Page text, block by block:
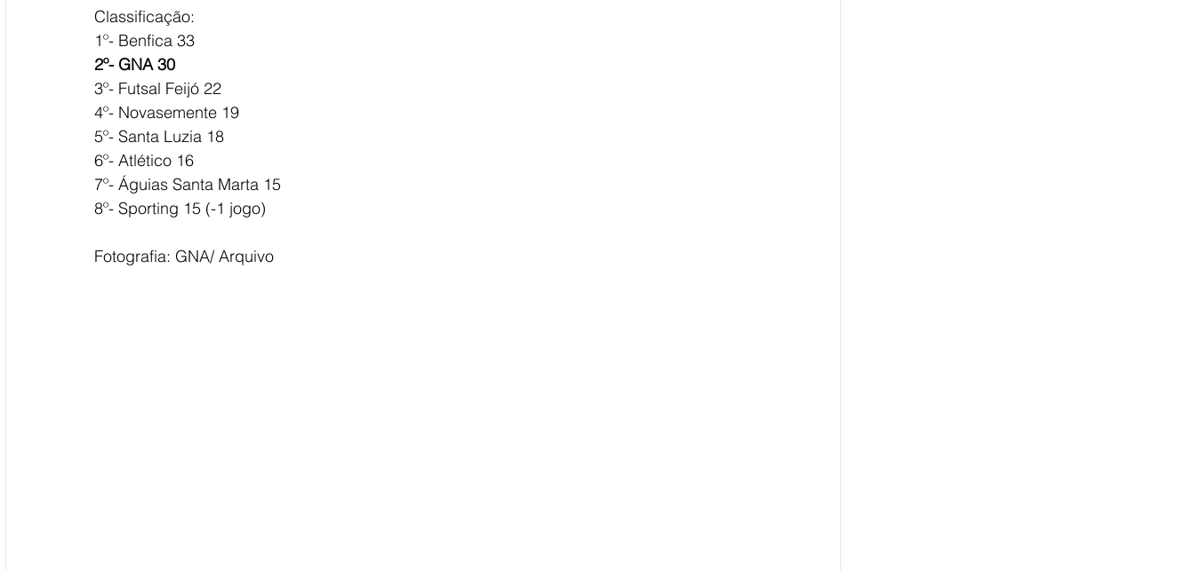
Classificação:
1º- Benfica 33
2º- GNA 30
3º- Futsal Feijó 22
4º- Novasemente 19
5º- Santa Luzia 18
6º- Atlético 16
7º- Águias Santa Marta 15
8º- Sporting 15 (-1 jogo)
Fotografia: GNA/ Arquivo